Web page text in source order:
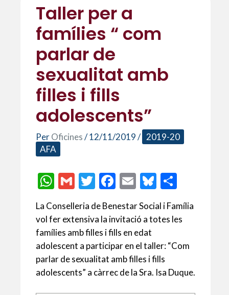
Taller per a
famílies “ com
parlar de
sexualitat amb
filles i fills
adolescents”
PerOficines/12/11/2019/ 2019-20
AFA
W
at
s
A
p
p
G
ai
l
T
itt
er
F
e
b
o
o
k
E
ai
l
Bl
es m
ar
ix
La Conselleria de Benestar Social i Família
vol fer extensiva la invitació a totes les
famílies amb filles i fills en edat
adolescent a participar en el taller: “Com
parlar de sexualitat amb filles i fills
adolescents” a càrrec de la Sra. Isa Duque.